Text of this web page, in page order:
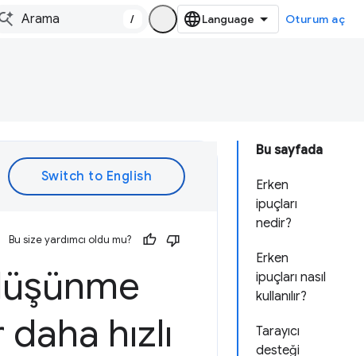
/ Oturum aç
Bu sayfada
Erken
ipuçları
nedir?
Erken
ipuçları nasıl
kullanılır?
Tarayıcı
desteği
Bu size yardımcı oldu mu?
hızlı